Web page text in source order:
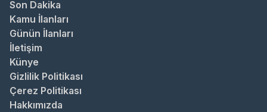
Son Dakika
Kamu İlanları
Günün İlanları
İletişim
Künye
Gizlilik Politikası
Çerez Politikası
Hakkımızda